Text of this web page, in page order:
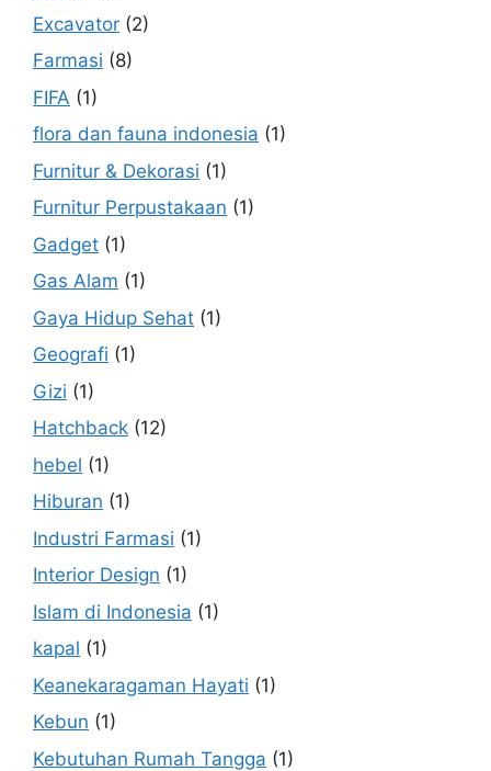
Excavator (2)
Farmasi (8)
FIFA (1)
flora dan fauna indonesia (1)
Furnitur & Dekorasi (1)
Furnitur Perpustakaan (1)
Gadget (1)
Gas Alam (1)
Gaya Hidup Sehat (1)
Geografi (1)
Gizi (1)
Hatchback (12)
hebel (1)
Hiburan (1)
Industri Farmasi (1)
Interior Design (1)
Islam di Indonesia (1)
kapal (1)
Keanekaragaman Hayati (1)
Kebun (1)
Kebutuhan Rumah Tangga (1)